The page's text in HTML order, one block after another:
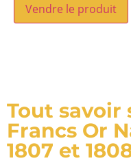
Vendre le produit
Tout savoir
Francs Or
1807 et